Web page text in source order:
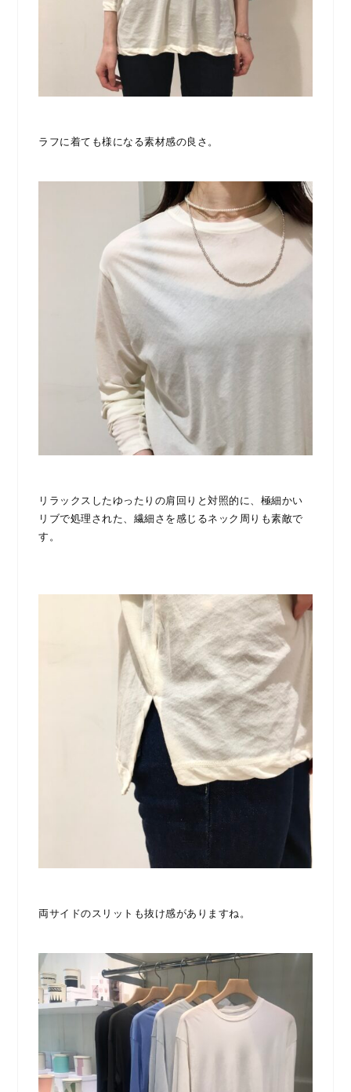
ラフに着ても様になる素材感の良さ。
リラックスしたゆったりの肩回りと対照的に、極細かい
リブで処理された、繊細さを感じるネック周りも素敵で
す。
両サイドのスリットも抜け感がありますね。